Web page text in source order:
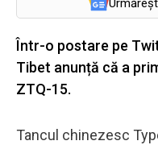
Într-o postare pe
Tibet anunță că a
ZTQ-15.
Tancul chinezesc